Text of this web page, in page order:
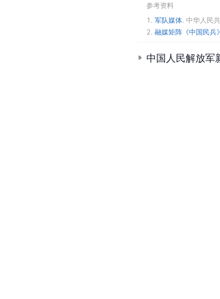
参考资料
1. 军队媒体. 中华人民
2. 融媒矩阵《中国民兵
中国人民解放军